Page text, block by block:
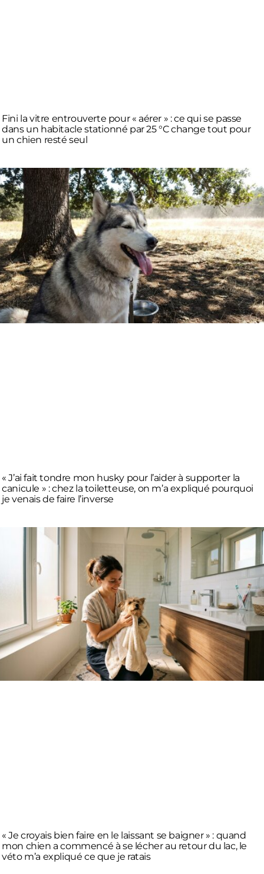
Fini la vitre entrouverte pour « aérer » : ce qui se passe
dans un habitacle stationné par 25 °C change tout pour
un chien resté seul
« J’ai fait tondre mon husky pour l’aider à supporter la
canicule » : chez la toiletteuse, on m’a expliqué pourquoi
je venais de faire l’inverse
« Je croyais bien faire en le laissant se baigner » : quand
mon chien a commencé à se lécher au retour du lac, le
véto m’a expliqué ce que je ratais